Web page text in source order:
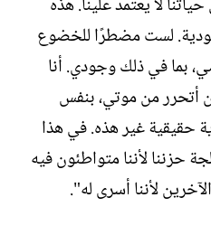
لست مضطرًا للخضوع
بما في ذلك وجودي. أنا
أتحرر من موتي، بنفس
حقيقية غير هذه. في هذا
حزننا لأننا متواطئون فيه
لأننا أسرى له".